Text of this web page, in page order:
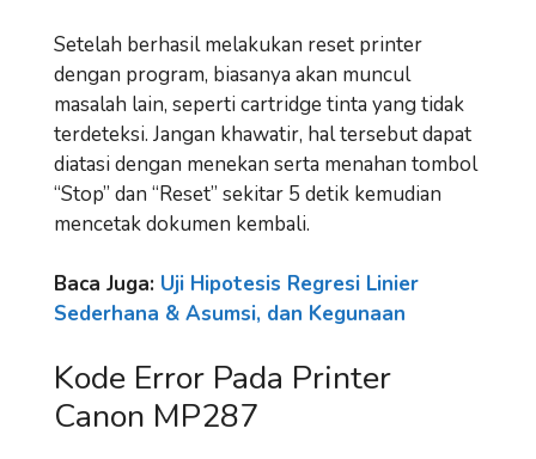
Setelah berhasil melakukan reset printer
dengan program, biasanya akan muncul
masalah lain, seperti cartridge tinta yang tidak
terdeteksi. Jangan khawatir, hal tersebut dapat
diatasi dengan menekan serta menahan tombol
“Stop” dan “Reset” sekitar 5 detik kemudian
mencetak dokumen kembali.
Baca Juga: Uji Hipotesis Regresi Linier
Sederhana & Asumsi, dan Kegunaan
Kode Error Pada Printer
Canon MP287